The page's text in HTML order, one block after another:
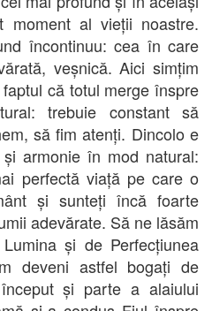
moment al vieții noastre.
încontinuu: cea în care
veșnică. Aici simțim
că totul merge înspre
trebuie constant să
să fim atenți. Dincolo e
armonie în mod natural:
perfectă viață pe care o
și sunteți încă foarte
adevărate. Să ne lăsăm
și de Perfecțiunea
deveni astfel bogați de
și parte a alaiului